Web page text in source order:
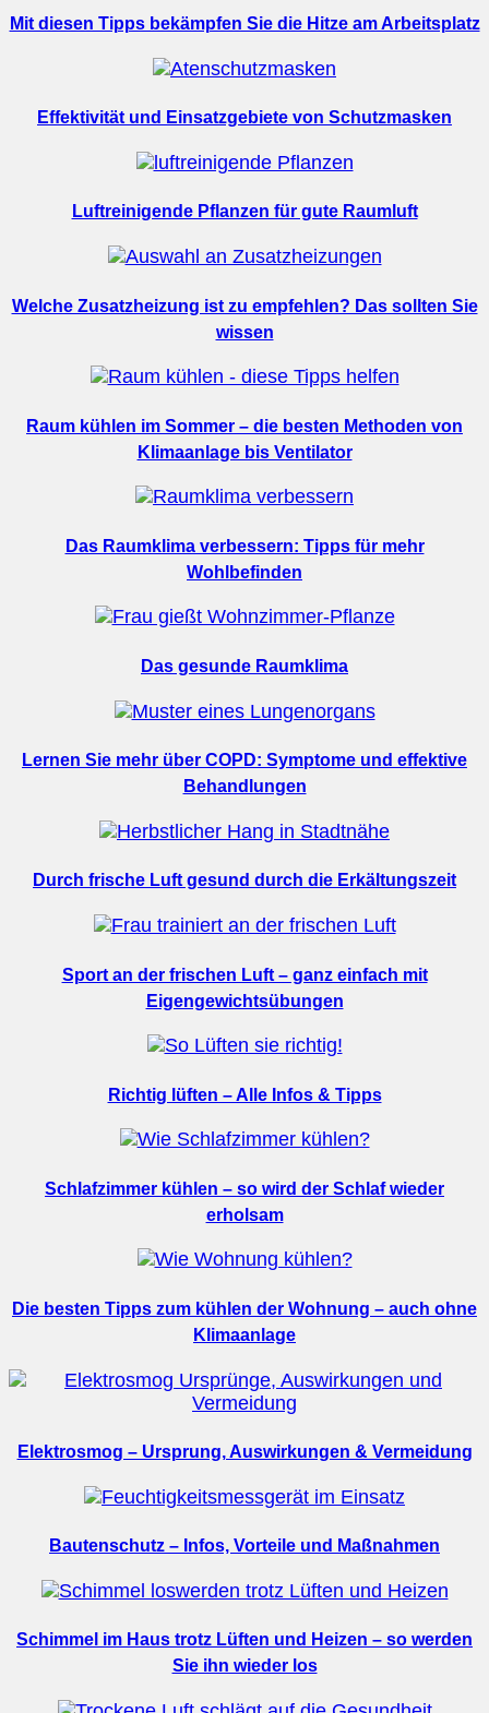
Mit diesen Tipps bekämpfen Sie die Hitze am Arbeitsplatz
Effektivität und Einsatzgebiete von Schutzmasken
Luftreinigende Pflanzen für gute Raumluft
Welche Zusatzheizung ist zu empfehlen? Das sollten Sie
wissen
Raum kühlen im Sommer – die besten Methoden von
Klimaanlage bis Ventilator
Das Raumklima verbessern: Tipps für mehr
Wohlbefinden
Das gesunde Raumklima
Lernen Sie mehr über COPD: Symptome und effektive
Behandlungen
Durch frische Luft gesund durch die Erkältungszeit
Sport an der frischen Luft – ganz einfach mit
Eigengewichtsübungen
Richtig lüften – Alle Infos & Tipps
Schlafzimmer kühlen – so wird der Schlaf wieder
erholsam
Die besten Tipps zum kühlen der Wohnung – auch ohne
Klimaanlage
Elektrosmog – Ursprung, Auswirkungen & Vermeidung
Bautenschutz – Infos, Vorteile und Maßnahmen
Schimmel im Haus trotz Lüften und Heizen – so werden
Sie ihn wieder los